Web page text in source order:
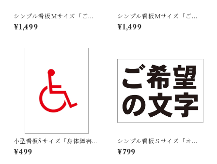
シンプル看板Ｍサイズ「ご希
望の文字横型（赤字）」【オ
リジナル・オーダー】屋外可
¥1,499
シンプル看板Ｍサイズ「ご希
望の文字横型（黒字）」【オ
リジナル・オーダー】屋外可
¥1,499
小型看板Sサイズ「身体障害者
マーク（赤）」 屋外可【その
他・マーク】
¥499
シンプル看板Ｓサイズ「オー
ダー物横型（黒字のみ）」屋
外可 ご希望の文字お入れしま
¥799